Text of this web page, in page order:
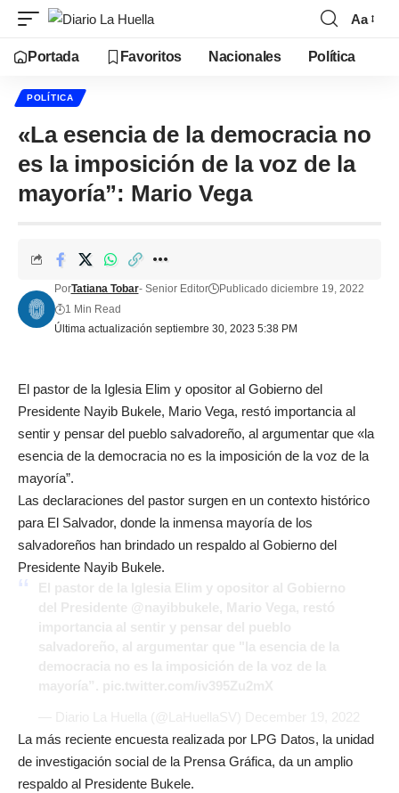
Aa
Portada Favoritos Nacionales Política
POLÍTICA
«La esencia de la democracia no
es la imposición de la voz de la
mayoría”: Mario Vega
Última actualización septiembre 30, 2023 5:38 PM
PorTatiana Tobar- Senior Editor
Publicado diciembre 19, 2022
1 Min Read
El pastor de la Iglesia Elim y opositor al Gobierno del
Presidente Nayib Bukele, Mario Vega, restó importancia al
sentir y pensar del pueblo salvadoreño, al argumentar que «la
esencia de la democracia no es la imposición de la voz de la
mayoría”.
Las declaraciones del pastor surgen en un contexto histórico
para El Salvador, donde la inmensa mayoría de los
salvadoreños han brindado un respaldo al Gobierno del
Presidente Nayib Bukele.
La más reciente encuesta realizada por LPG Datos, la unidad
de investigación social de la Prensa Gráfica, da un amplio
respaldo al Presidente Bukele.